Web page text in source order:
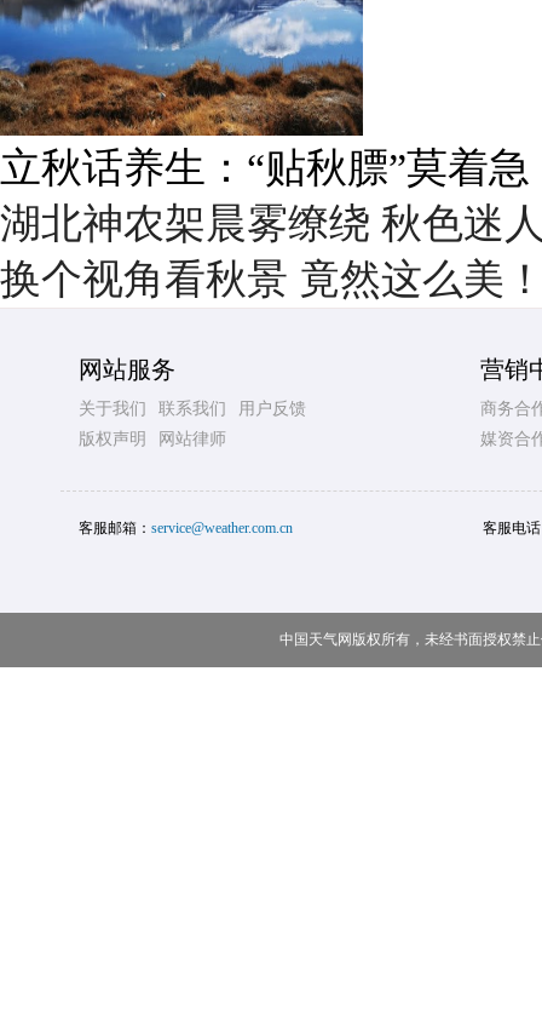
立秋话养生：“贴秋膘”莫着
湖北神农架晨雾缭绕 秋色迷
换个视角看秋景 竟然这么美
网站服务
关于我们 联系我们
用户反馈
版权声明
网站律师
营销
商务合
媒资合
客服邮箱： service@weather.com.cn 客服电
中国天气网版权所有，未经书面授权